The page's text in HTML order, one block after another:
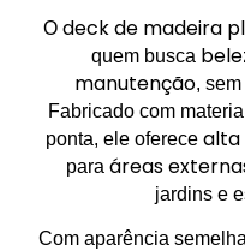
O deck de madeira
quem busca
manutenção,
Fabricado com
ponta, ele oferece alta
para áreas
jardins e
Com aparência